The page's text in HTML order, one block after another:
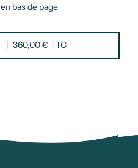
bas de page
360,00 € TTC